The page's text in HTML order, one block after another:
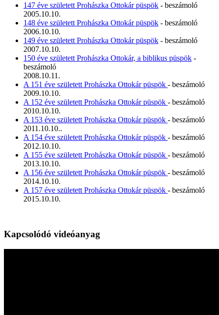
147 éve született Prohászka Ottokár püspök - beszámoló
2005.10.10.
148 éve született Prohászka Ottokár püspök - beszámoló
2006.10.10.
149 éve született Prohászka Ottokár püspök - beszámoló
2007.10.10.
150 éve született Prohászka Ottokár, a biblikus püspök -
beszámoló
2008.10.11.
A 151 éve született Prohászka Ottokár püspök - beszámoló
2009.10.10.
A 152 éve született Prohászka Ottokár püspök - beszámoló
2010.10.10.
A 153 éve született Prohászka Ottokár püspök - beszámoló
2011.10.10..
A 154 éve született Prohászka Ottokár püspök - beszámoló
2012.10.10.
A 155 éve született Prohászka Ottokár püspök - beszámoló
2013.10.10.
A 156 éve született Prohászka Ottokár püspök - beszámoló
2014.10.10.
A 157 éve született Prohászka Ottokár püspök - beszámoló
2015.10.10.
Kapcsolódó videóanyag